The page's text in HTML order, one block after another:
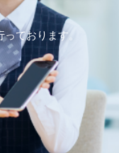
ております。